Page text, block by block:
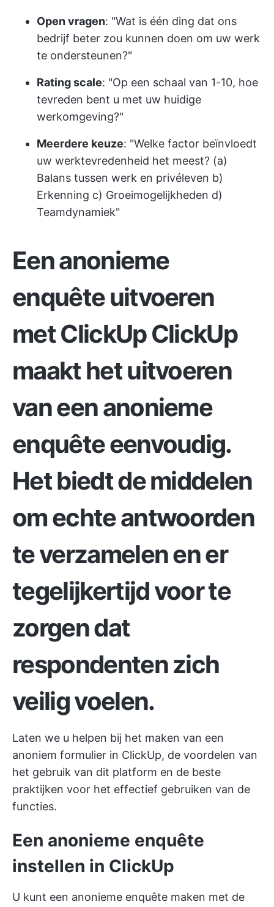
Open vragen: "Wat is één ding dat ons
bedrijf beter zou kunnen doen om uw werk
te ondersteunen?"
Rating scale: "Op een schaal van 1-10, hoe
tevreden bent u met uw huidige
werkomgeving?"
Meerdere keuze: "Welke factor beïnvloedt
uw werktevredenheid het meest? (a)
Balans tussen werk en privéleven b)
Erkenning c) Groeimogelijkheden d)
Teamdynamiek"
Een anonieme
enquête uitvoeren
met ClickUpClickUp
maakt het uitvoeren
van een anonieme
enquête eenvoudig.
Het biedt de middelen
om echte antwoorden
te verzamelen en er
tegelijkertijd voor te
zorgen dat
respondenten zich
veilig voelen.
Laten we u helpen bij het maken van een
anoniem formulier in ClickUp, de voordelen van
het gebruik van dit platform en de beste
praktijken voor het effectief gebruiken van de
functies.
Een anonieme enquête
instellen in ClickUp
U kunt een anonieme enquête maken met de